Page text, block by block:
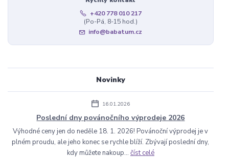
+420 778 010 217
(Po-Pá, 8-15 hod.)
info@babatum.cz
Novinky
16.01.2026
Poslední dny povánočního výprodeje 2026
Výhodné ceny jen do neděle 18. 1. 2026! Povánoční výprodej je v
plném proudu, ale jeho konec se rychle blíží. Zbývají poslední dny,
kdy můžete nakoup... číst celé